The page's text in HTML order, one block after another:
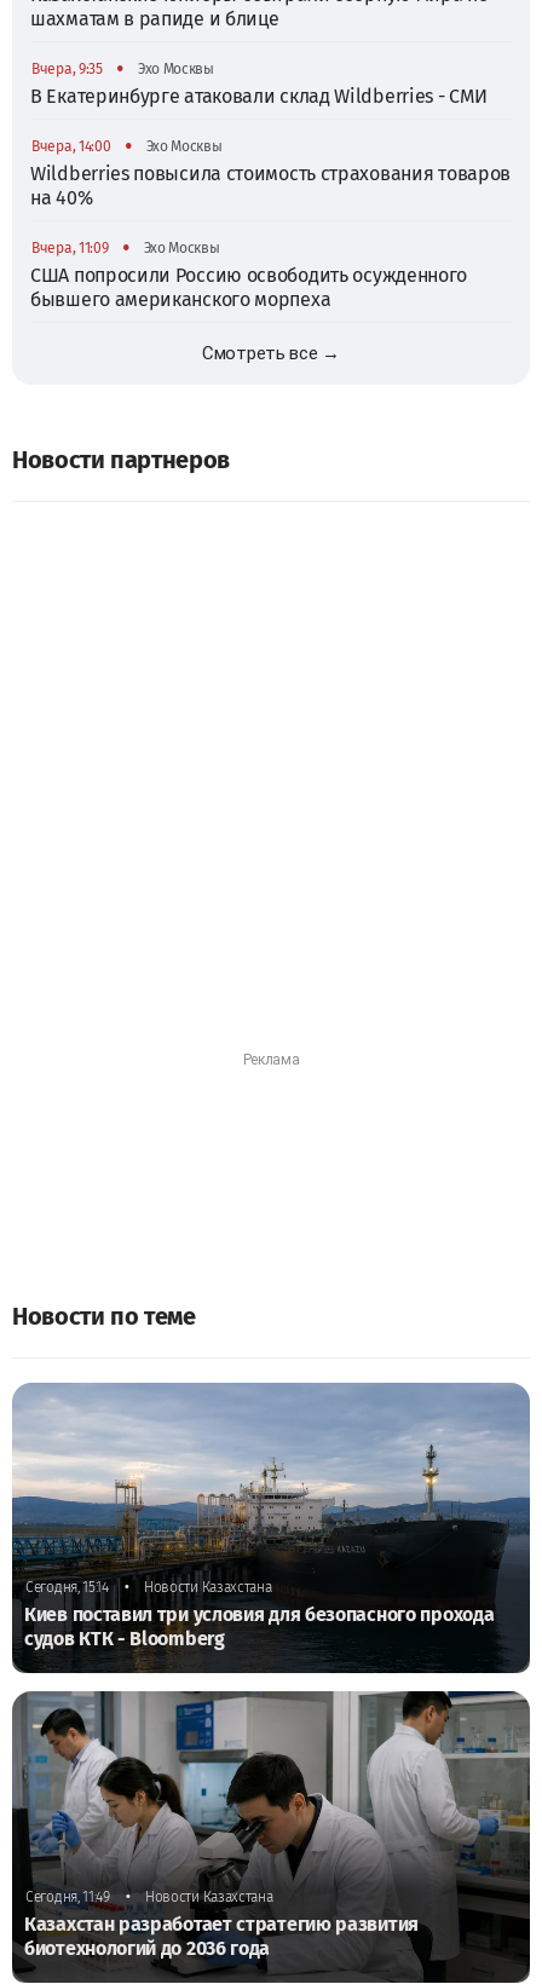
шахматам в рапиде и блице
Вчера, 9:35 • Эхо Москвы
В Екатеринбурге атаковали склад Wildberries - СМИ
Вчера, 14:00 • Эхо Москвы
Wildberries повысила стоимость страхования товаров
на 40%
Вчера, 11:09 • Эхо Москвы
США попросили Россию освободить осужденного
бывшего американского морпеха
Смотреть все →
Новости партнеров
Новости по теме
Сегодня, 15:14 • Новости Казахстана
Киев поставил три условия для безопасного прохода
судов КТК - Bloomberg
Сегодня, 11:49 • Новости Казахстана
Казахстан разработает стратегию развития
биотехнологий до 2036 года